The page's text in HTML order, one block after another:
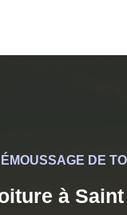
DE
à